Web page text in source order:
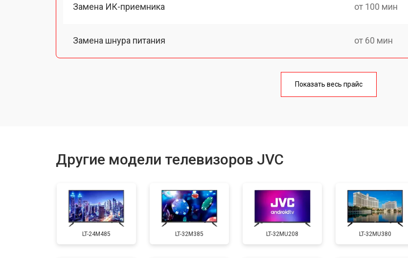
Замена ИК-приемника от 100 мин
Замена шнура питания от 60 мин
от 90 мин
Замена HDMI порта от 80 мин
Замена модуля Wi-Fi от 70 мин
Показать весь прайс
Другие модели телевизоров JVC
LT-24M485 LT-32M385 LT-32MU208 LT-32MU380